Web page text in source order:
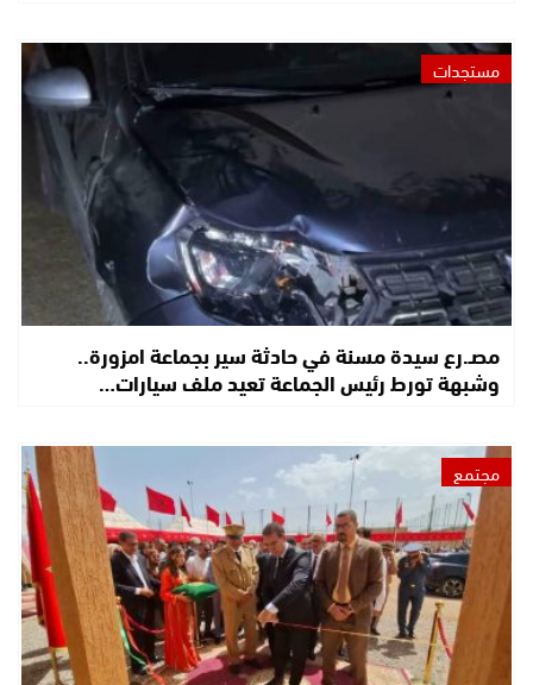
مستجدات
مصـ.رع سيدة مسنة في حادثة سير بجماعة امزورة..
وشبهة تورط رئيس الجماعة تعيد ملف سيارات…
مجتمع